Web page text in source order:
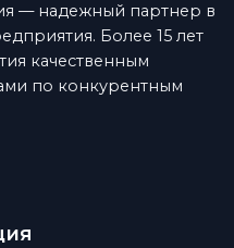
— надежный партнер в
Более 15 лет
качественным
по конкурентным